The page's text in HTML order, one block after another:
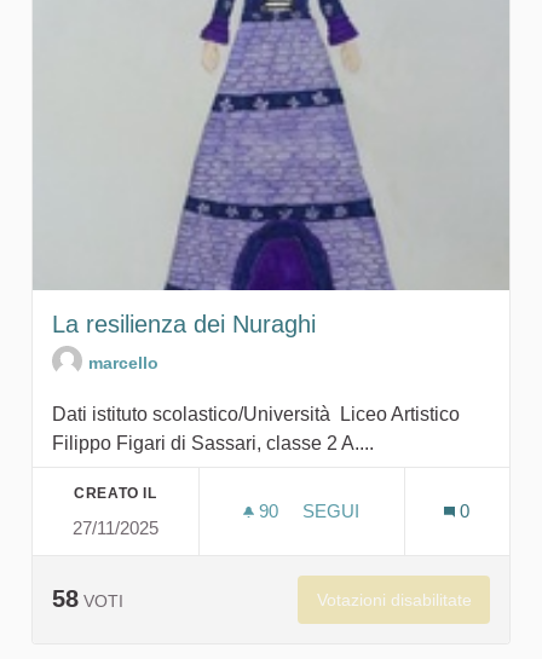
La resilienza dei Nuraghi
marcello
Dati istituto scolastico/Università Liceo Artistico
Filippo Figari di Sassari, classe 2 A....
CREATO IL
27/11/2025
90 90 SOSTENITORI
SEGUI
0
58 VOTI Votazioni disabilitate